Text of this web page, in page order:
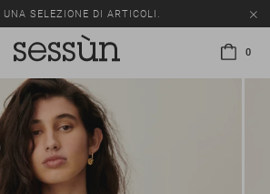
SELEZIONE DI ARTICOLI.
0